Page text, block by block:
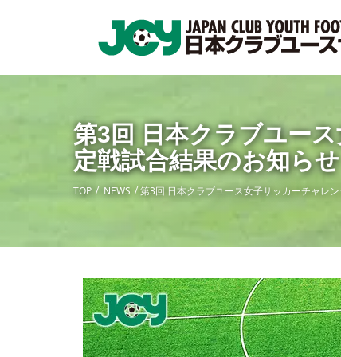
第3回 日本クラブユー
定戦試合結果のお知らせ
TOP NEWS 第3回 日本クラブユース女子サッカーチャレ